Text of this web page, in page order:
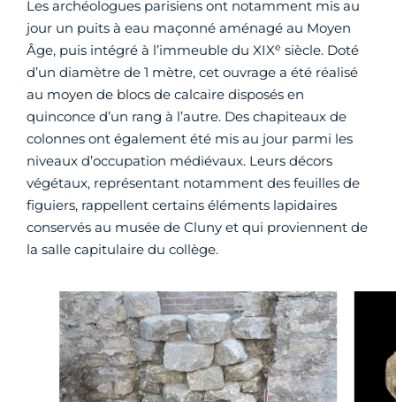
Les archéologues parisiens ont notamment mis au
jour un puits à eau maçonné aménagé au Moyen
Âge, puis intégré à l’immeuble du XIXe siècle. Doté
d’un diamètre de 1 mètre, cet ouvrage a été réalisé
au moyen de blocs de calcaire disposés en
quinconce d’un rang à l’autre. Des chapiteaux de
colonnes ont également été mis au jour parmi les
niveaux d’occupation médiévaux. Leurs décors
végétaux, représentant notamment des feuilles de
figuiers, rappellent certains éléments lapidaires
conservés au musée de Cluny et qui proviennent de
la salle capitulaire du collège.